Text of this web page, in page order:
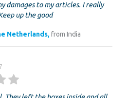
damages to my articles. I really
up the good
Netherlands,from India